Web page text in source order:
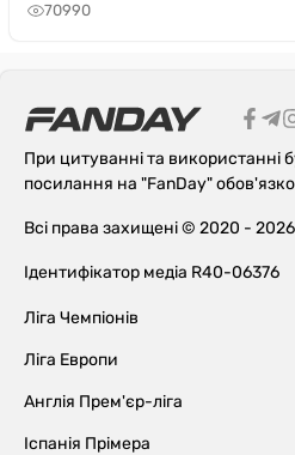
70990
При цитуванні та використанні
посилання на "FanDay"
Всі права захищені © 2020 -
Ідентифікатор медіа R40-06376
Ліга Чемпіонів
Ліга Европи
Англія Прем'єр-ліга
Іспанія Прімера